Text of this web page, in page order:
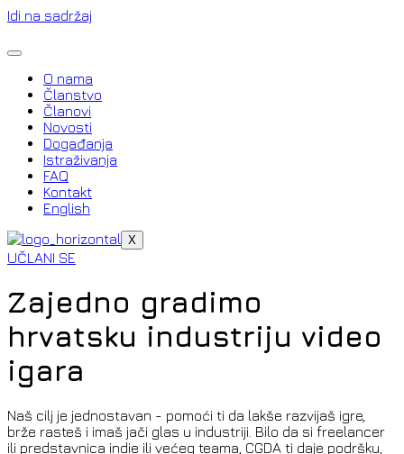
Idi na sadržaj
O nama
Članstvo
Članovi
Novosti
Događanja
Istraživanja
FAQ
Kontakt
English
X
UČLANI SE
Zajedno gradimo
hrvatsku industriju video
igara
Naš cilj je jednostavan - pomoći ti da lakše razvijaš igre,
brže rasteš i imaš jači glas u industriji. Bilo da si freelancer
ili predstavnica indie ili većeg teama, CGDA ti daje podršku,